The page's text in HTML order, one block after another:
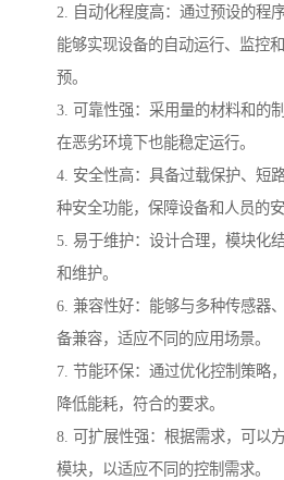
2. 自动化程度高：通过预设的程
能够实现设备的自动运行、监控
预。
3. 可靠性强：采用量的材料和的
在恶劣环境下也能稳定运行。
4. 安全性高：具备过载保护、短
种安全功能，保障设备和人员的安
5. 易于维护：设计合理，模块化
和维护。
6. 兼容性好：能够与多种传感器
备兼容，适应不同的应用场景。
7. 节能环保：通过优化控制策略
降低能耗，符合的要求。
8. 可扩展性强：根据需求，可以
模块，以适应不同的控制需求。